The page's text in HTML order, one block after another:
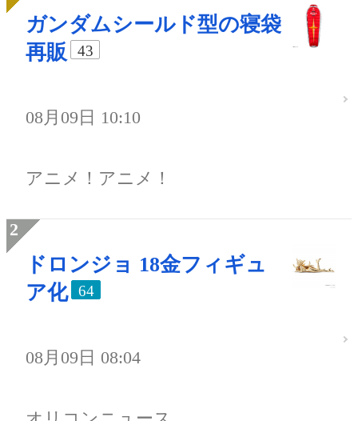
ガンダムシールド型の寝袋
再販
43
08月09日 10:10
アニメ！アニメ！
ドロンジョ 18金フィギュ
ア化
64
08月09日 08:04